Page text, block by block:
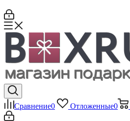
Сравнение0 Отложенные0